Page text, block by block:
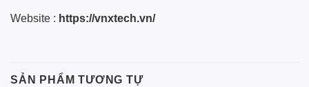
Website : https://vnxtech.vn/
SẢN PHẨM TƯƠNG TỰ